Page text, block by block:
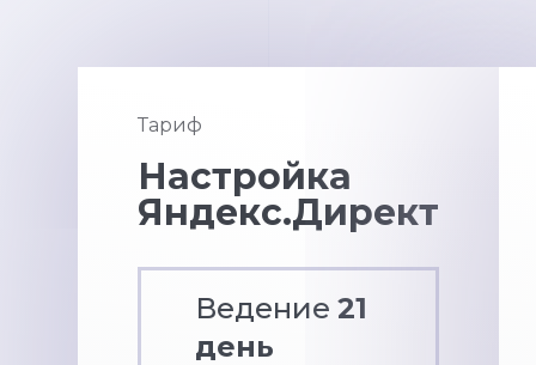
Тариф
Настройка
Яндекс.Директ
Ведение 21
день